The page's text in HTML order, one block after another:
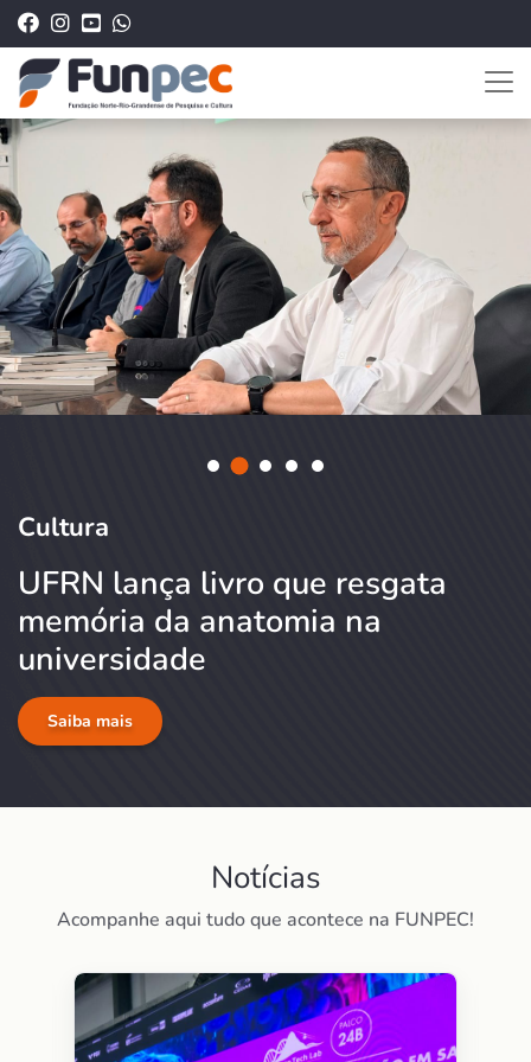
Cultura
UFRN lança livro que resgata
memória da anatomia na
universidade
Saiba mais
Notícias
Acompanhe aqui tudo que acontece na FUNPEC!